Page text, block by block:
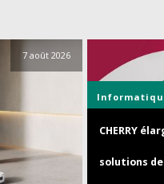
7 août 2026
CHERRY
solutions